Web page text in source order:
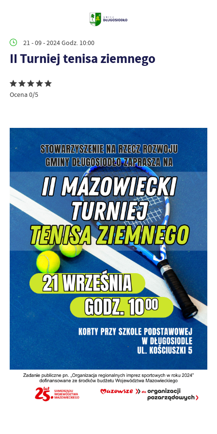
21 - 09 - 2024 Godz. 10:00
II Turniej tenisa ziemnego
Ocena 0/5